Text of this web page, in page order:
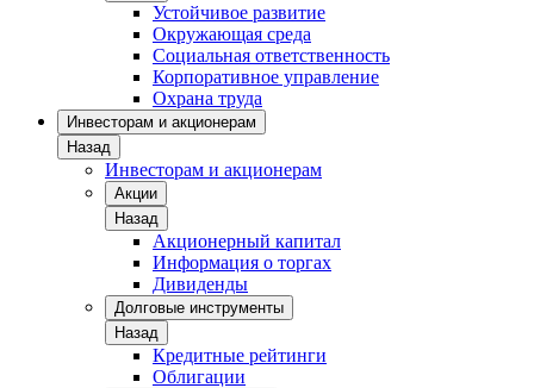
Устойчивое развитие
Окружающая среда
Социальная ответственность
Корпоративное управление
Охрана труда
Инвесторам и акционерам
Назад
Инвесторам и акционерам
Акции
Назад
Акционерный капитал
Информация о торгах
Дивиденды
Долговые инструменты
Назад
Кредитные рейтинги
Облигации